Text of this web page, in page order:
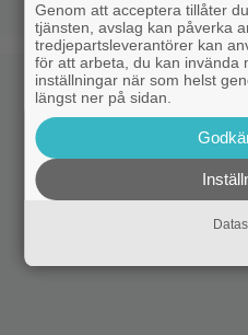
Genom att acceptera tillåter
tjänsten, avslag kan påverka
tredjepartsleverantörer kan
för att arbeta, du kan invända
inställningar när som helst
längst ner på sidan.